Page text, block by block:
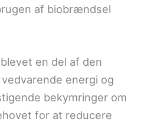
af biobrændsel
en del af den
energi og
bekymringer om
for at reducere